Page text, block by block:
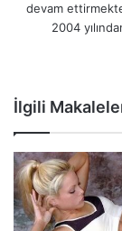
devam
2004
İlgili